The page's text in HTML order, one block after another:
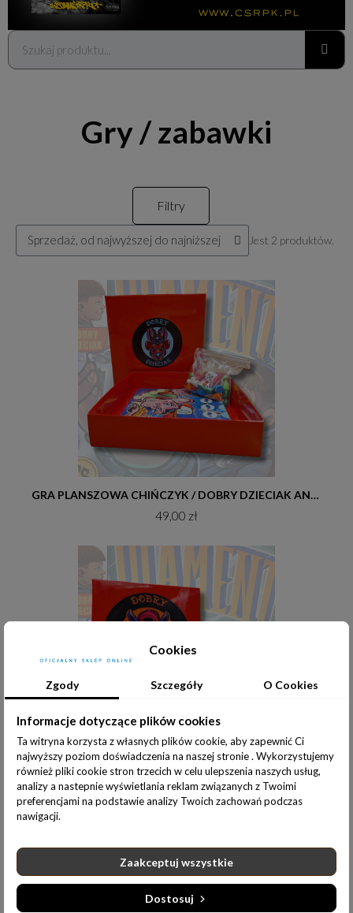
Gry / zabawki
Gry / zabawki
Jest 2 produktów.
Filtry
Do koszyka GRA PLANSZOWA CHIŃCZYK / DOBRY DZIECIAK ANIMALS
49,00 zł
Do koszyka
KOSTKA RUBIKA / DOBRY DZIECIAK ANIMALS
79,00 zł
Cookies
Zgody Szczegóły O Cookies
Informacje dotyczące plików cookies
Ta witryna korzysta z własnych plików cookie, aby zapewnić Ci
najwyższy poziom doświadczenia na naszej stronie . Wykorzystujemy
również pliki cookie stron trzecich w celu ulepszenia naszych usług,
analizy a nastepnie wyświetlania reklam związanych z Twoimi
preferencjami na podstawie analizy Twoich zachowań podczas
nawigacji.
Dostosuj
Zaakceptuj wszystkie